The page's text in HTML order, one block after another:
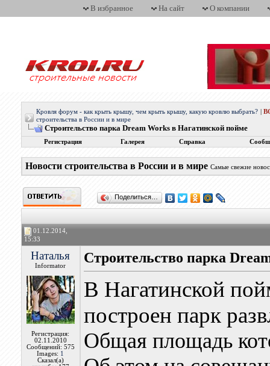
В избранное На сайт О компании
Кровля форум - как крыть крышу, чем крыть крышу, какую кровлю выбрать?
строительства в России и в мире
Строительство парка Dream Works в Нагатинской пойме
Регистрация Галерея Справка
Новости строительства в России и в мире Самые свежие
Поделиться…
01.12.2014,
15:33
Наталья
Informator
Регистрация:
02.11.2010
Сообщений: 575
Images: 1
Сказал(а)
Строительство парка
В Нагатинской
построен парк
Общая площадь